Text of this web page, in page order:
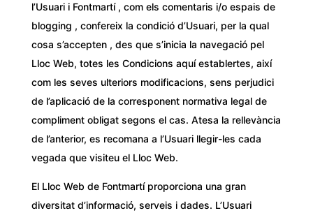
l’Usuari i Fontmartí , com els comentaris i/o espais de
blogging , confereix la condició d’Usuari, per la qual
cosa s’accepten , des que s’inicia la navegació pel
Lloc Web, totes les Condicions aquí establertes, així
com les seves ulteriors modificacions, sens perjudici
de l’aplicació de la corresponent normativa legal de
compliment obligat segons el cas. Atesa la rellevància
de l’anterior, es recomana a l’Usuari llegir-les cada
vegada que visiteu el Lloc Web.
El Lloc Web de Fontmartí proporciona una gran
diversitat d’informació, serveis i dades. L’Usuari